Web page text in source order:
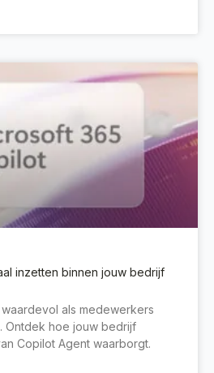
inzetten binnen jouw bedrijf
als medewerkers
Ontdek hoe jouw bedrijf
Copilot Agent waarborgt.